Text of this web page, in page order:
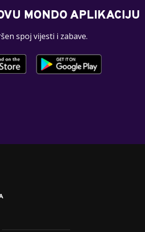
MONDO APLIKACIJU
spoj vijesti i zabave.